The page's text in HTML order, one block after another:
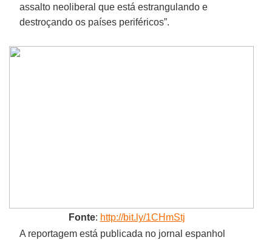
assalto neoliberal que está estrangulando e
destroçando os países periféricos”.
Fonte: http://bit.ly/1CHmStj
A reportagem está publicada no jornal espanhol